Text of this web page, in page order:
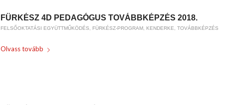
FÜRKÉSZ 4D PEDAGÓGUS TOVÁBBKÉPZÉS 2018.
FELSŐOKTATÁSI EGYÜTTMŰKÖDÉS FÜRKÉSZ-PROGRAM KENDERKE TOVÁBBKÉPZÉS
Olvass tovább